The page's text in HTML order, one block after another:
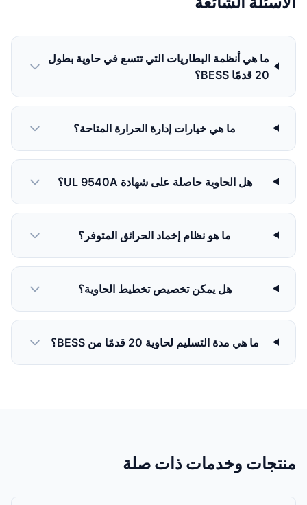
ما هي أنظمة البطاريات التي تتسع في حاوية بطول
20 قدمًا BESS؟
ما هي خيارات إدارة الحرارة المتاحة؟
هل الحاوية حاصلة على شهادة UL 9540A؟
ما هو نظام إخماد الحرائق المتوفر؟
هل يمكن تخصيص تخطيط الحاوية؟
ما هي مدة التسليم لحاوية 20 قدمًا من BESS؟
منتجات وخدمات ذات صلة